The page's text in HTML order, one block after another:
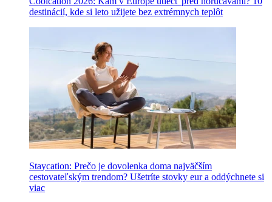
destinácií, kde si leto užijete bez extrémnych teplôt
Staycation: Prečo je dovolenka doma najväčším
cestovateľským trendom? Ušetríte stovky eur a oddýchnete si
viac